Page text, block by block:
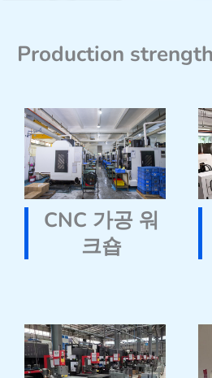
Production
CNC 가공 워
크숍